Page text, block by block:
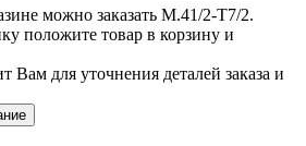
можно заказать М.41/2-Т7/2.
положите товар в корзину и
для уточнения деталей заказа и